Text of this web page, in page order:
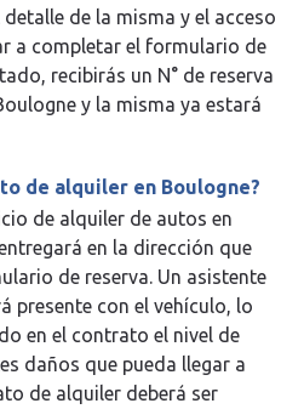
de la misma y el acceso
a completar el formulario de
recibirás un N° de reserva
y la misma ya estará
de alquiler en Boulogne?
de alquiler de autos en
en la dirección que
de reserva. Un asistente
presente con el vehículo, lo
en el contrato el nivel de
daños que pueda llegar a
de alquiler deberá ser